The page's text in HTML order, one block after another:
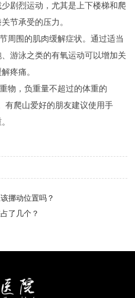
剧烈运动，尤其是上下楼梯和爬
节承受的压力。
周围的肌肉缓解症状。通过适当
游泳之类的有氧运动可以增加关
疼痛。
物，负重量不超过的体重的
有爬山爱好的朋友建议使用手
挪动位置吗？
了几个？